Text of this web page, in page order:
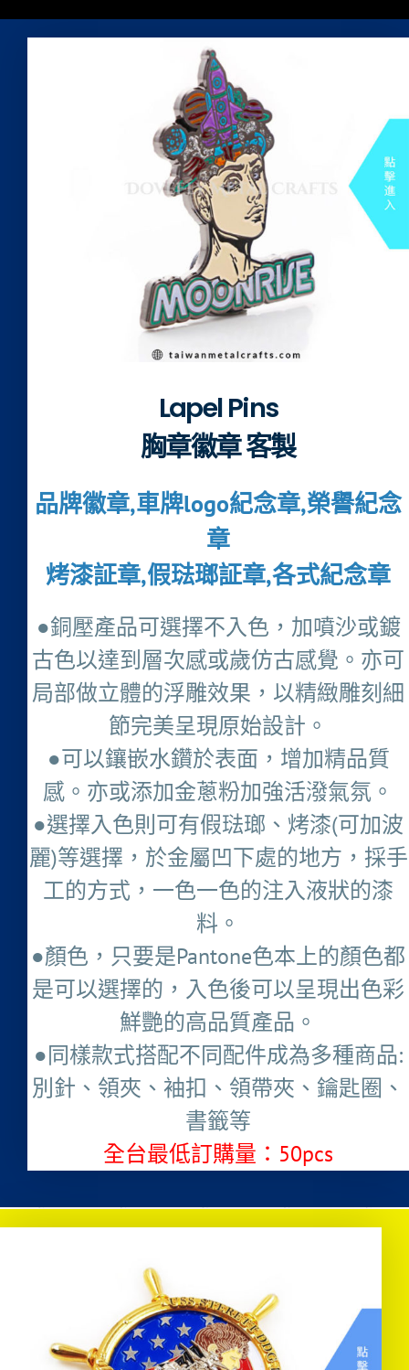
Lapel Pins
胸章徽章 客製
品牌徽章,車牌logo紀念章,榮譽紀念
章
烤漆証章,假琺瑯証章,各式紀念章
●銅壓產品可選擇不入色，加噴沙或鍍
古色以達到層次感或歲仿古感覺。亦可
局部做立體的浮雕效果，以精緻雕刻細
節完美呈現原始設計。
●可以鑲嵌水鑽於表面，增加精品質
感。亦或添加金蔥粉加強活潑氣氛。
●選擇入色則可有假琺瑯、烤漆(可加波
麗)等選擇，於金屬凹下處的地方，採手
工的方式，一色一色的注入液狀的漆
料。
●顏色，只要是Pantone色本上的顏色都
是可以選擇的，入色後可以呈現出色彩
鮮艷的高品質產品。
●同樣款式搭配不同配件成為多種商品:
別針、領夾、袖扣、領帶夾、鑰匙圈、
書籤等
全台最低訂購量：50pcs